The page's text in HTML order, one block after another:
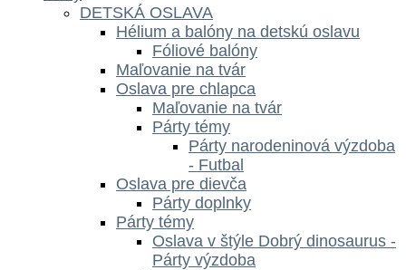
DETSKÁ OSLAVA
Hélium a balóny na detskú oslavu
Fóliové balóny
Maľovanie na tvár
Oslava pre chlapca
Maľovanie na tvár
Párty témy
Párty narodeninová výzdoba
- Futbal
Oslava pre dievča
Párty doplnky
Párty témy
Oslava v štýle Dobrý dinosaurus -
Párty výzdoba